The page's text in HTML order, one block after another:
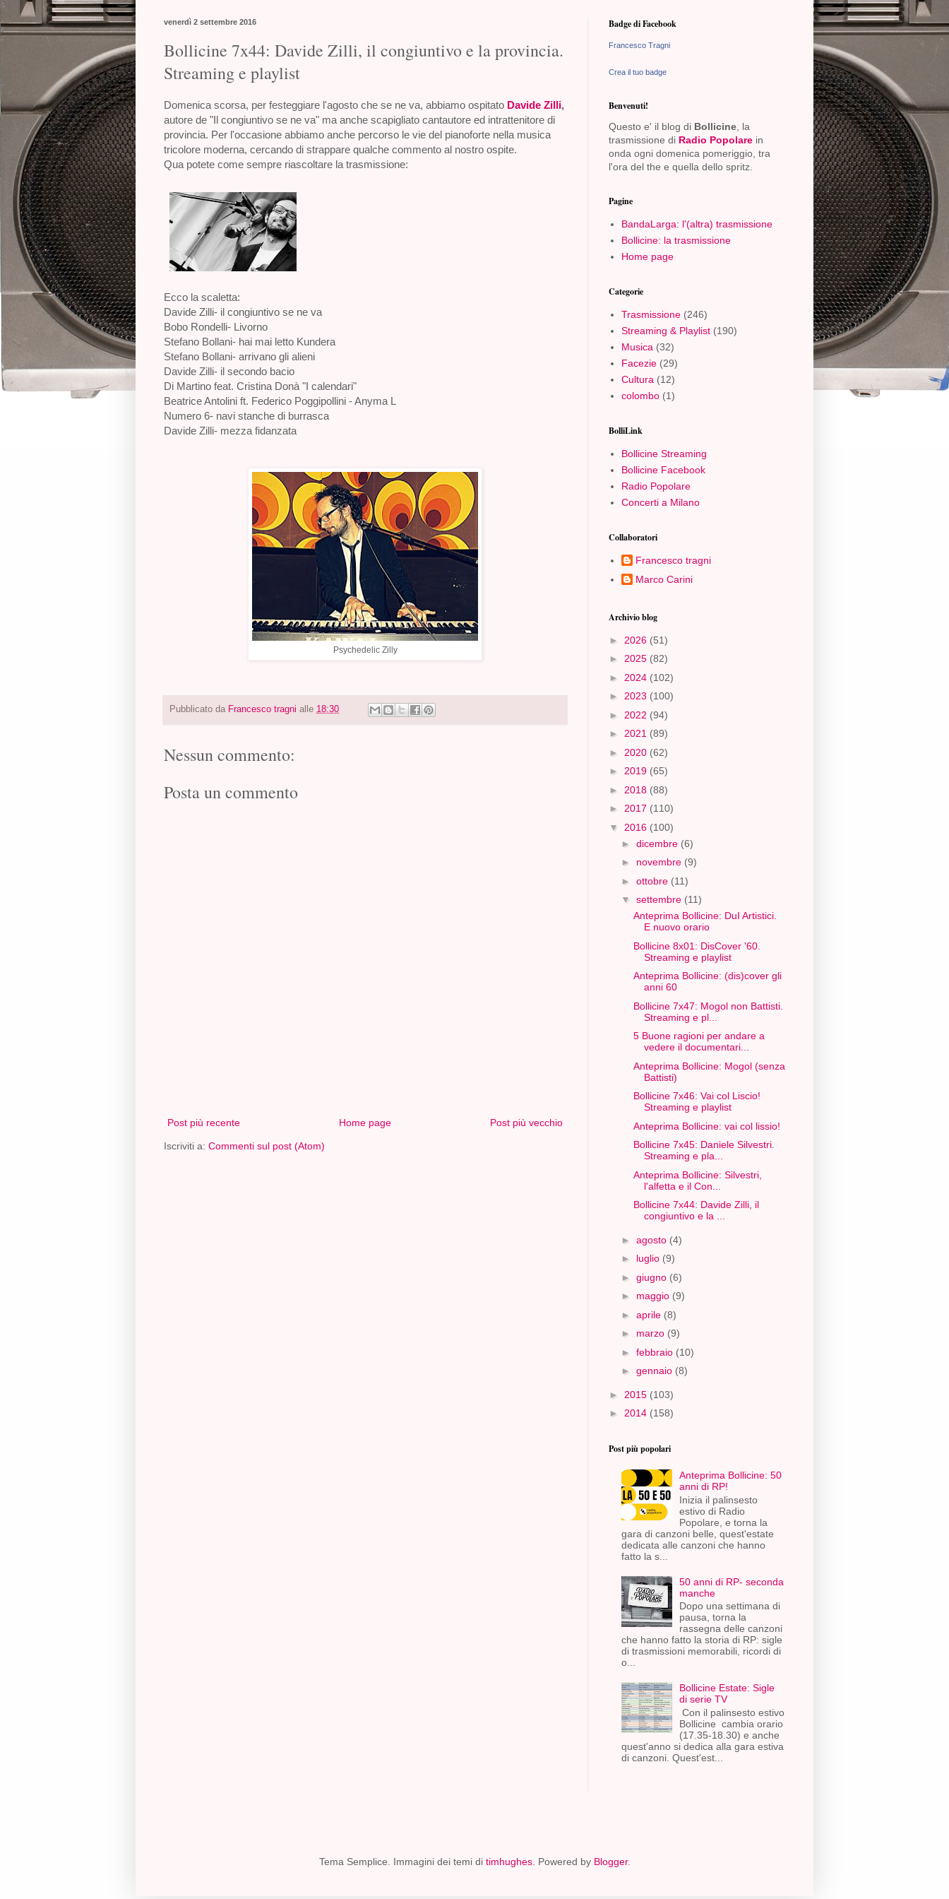
venerdì 2 settembre 2016
Bollicine 7x44: Davide Zilli, il congiuntivo e la provincia.
Streaming e playlist
Domenica scorsa, per festeggiare l'agosto che se ne va, abbiamo ospitato Davide Zilli,
autore de "Il congiuntivo se ne va" ma anche scapigliato cantautore ed intrattenitore di
provincia. Per l'occasione abbiamo anche percorso le vie del pianoforte nella musica
tricolore moderna, cercando di strappare qualche commento al nostro ospite.
Qua potete come sempre riascoltare la trasmissione:
Ecco la scaletta:
Davide Zilli- il congiuntivo se ne va
Bobo Rondelli- Livorno
Stefano Bollani- hai mai letto Kundera
Stefano Bollani- arrivano gli alieni
Davide Zilli- il secondo bacio
Di Martino feat. Cristina Donà "I calendari"
Beatrice Antolini ft. Federico Poggipollini - Anyma L
Numero 6- navi stanche di burrasca
Davide Zilli- mezza fidanzata
Psychedelic Zilly
Pubblicato da Francesco tragni alle 18:30
Nessun commento:
Posta un commento
Post più recente Post più vecchio
Home page
Iscriviti a: Commenti sul post (Atom)
Badge di Facebook
Francesco Tragni
Crea il tuo badge
Benvenuti!
Questo e' il blog di Bollicine , la
trasmissione di Radio Popolare in
onda ogni domenica pomeriggio, tra
l'ora del the e quella dello spritz.
Pagine
BandaLarga: l'(altra) trasmissione
Bollicine: la trasmissione
Home page
Categorie
Trasmissione (246)
Streaming & Playlist (190)
Musica (32)
Facezie (29)
Cultura (12)
colombo (1)
BolliLink
Bollicine Streaming
Bollicine Facebook
Radio Popolare
Concerti a Milano
Collaboratori
Francesco tragni
Marco Carini
Archivio blog
► 2026 (51)
► 2025 (82)
► 2024 (102)
► 2023 (100)
► 2022 (94)
► 2021 (89)
► 2020 (62)
► 2019 (65)
► 2018 (88)
► 2017 (110)
▼ 2016 (100)
► dicembre (6)
► novembre (9)
► ottobre (11)
▼ settembre (11)
Anteprima Bollicine: DuI Artistici.
E nuovo orario
Bollicine 8x01: DisCover '60.
Streaming e playlist
Anteprima Bollicine: (dis)cover gli
anni 60
Bollicine 7x47: Mogol non Battisti.
Streaming e pl...
5 Buone ragioni per andare a
vedere il documentari...
Anteprima Bollicine: Mogol (senza
Battisti)
Bollicine 7x46: Vai col Liscio!
Streaming e playlist
Anteprima Bollicine: vai col lissio!
Bollicine 7x45: Daniele Silvestri.
Streaming e pla...
Anteprima Bollicine: Silvestri,
l'alfetta e il Con...
Bollicine 7x44: Davide Zilli, il
congiuntivo e la ...
► agosto (4)
► luglio (9)
► giugno (6)
► maggio (9)
► aprile (8)
► marzo (9)
► febbraio (10)
► gennaio (8)
► 2015 (103)
► 2014 (158)
Post più popolari
Anteprima Bollicine: 50
anni di RP!
Inizia il palinsesto
estivo di Radio
Popolare, e torna la
gara di canzoni belle, quest'estate
dedicata alle canzoni che hanno
fatto la s...
50 anni di RP- seconda
manche
Dopo una settimana di
pausa, torna la
rassegna delle canzoni
che hanno fatto la storia di RP: sigle
di trasmissioni memorabili, ricordi di
o...
Bollicine Estate: Sigle
di serie TV
Con il palinsesto estivo
Bollicine cambia orario
(17.35-18.30) e anche
quest'anno si dedica alla gara estiva
di canzoni. Quest'est...
Tema Semplice. Immagini dei temi di timhughes. Powered by Blogger.